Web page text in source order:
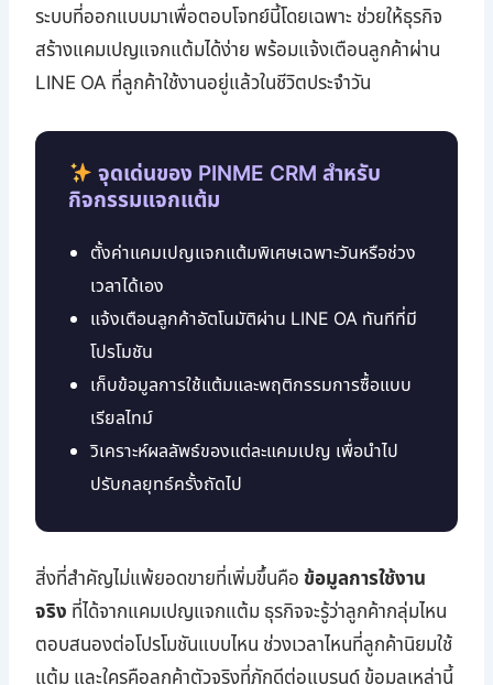
ระบบที่ออกแบบมาเพื่อตอบโจทย์นี้โดยเฉพาะ ช่วยให้ธุรกิจ
สร้างแคมเปญแจกแต้มได้ง่าย พร้อมแจ้งเตือนลูกค้าผ่าน
LINE OA ที่ลูกค้าใช้งานอยู่แล้วในชีวิตประจำวัน
จุดเด่นของ PINME CRM สำหรับ
กิจกรรมแจกแต้ม
ตั้งค่าแคมเปญแจกแต้มพิเศษเฉพาะวันหรือช่วง
เวลาได้เอง
แจ้งเตือนลูกค้าอัตโนมัติผ่าน LINE OA ทันทีที่มี
โปรโมชัน
เก็บข้อมูลการใช้แต้มและพฤติกรรมการซื้อแบบ
เรียลไทม์
วิเคราะห์ผลลัพธ์ของแต่ละแคมเปญ เพื่อนำไป
ปรับกลยุทธ์ครั้งถัดไป
สิ่งที่สำคัญไม่แพ้ยอดขายที่เพิ่มขึ้นคือ ข้อมูลการใช้งาน
จริง ที่ได้จากแคมเปญแจกแต้ม ธุรกิจจะรู้ว่าลูกค้ากลุ่มไหน
ตอบสนองต่อโปรโมชันแบบไหน ช่วงเวลาไหนที่ลูกค้านิยมใช้
แต้ม และใครคือลูกค้าตัวจริงที่ภักดีต่อแบรนด์ ข้อมูลเหล่านี้